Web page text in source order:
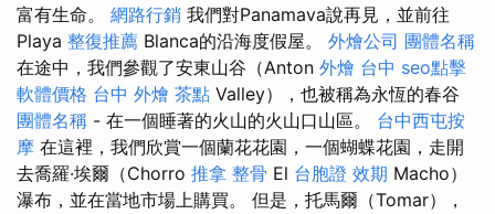
富有生命。 網路行銷 我們對Panamava說再見，並前往
Playa 整復推薦 Blanca的沿海度假屋。 外燴公司 團體名稱
在途中，我們參觀了安東山谷（Anton 外燴 台中 seo點擊
軟體價格 台中 外燴 茶點 Valley），也被稱為永恆的春谷
團體名稱 - 在一個睡著的火山的火山口山區。 台中西屯按
摩 在這裡，我們欣賞一個蘭花花園，一個蝴蝶花園，走開
去喬羅·埃爾（Chorro 推拿 整骨 El 台胞證 效期 Macho）
瀑布，並在當地市場上購買。 但是，托馬爾（Tomar），